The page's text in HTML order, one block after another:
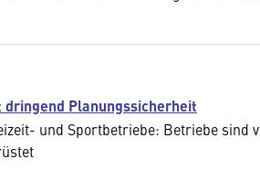
Planungssicherheit
und Sportbetriebe: Betriebe sind